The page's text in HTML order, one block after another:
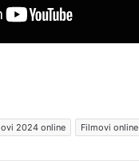
2024 online Filmovi online